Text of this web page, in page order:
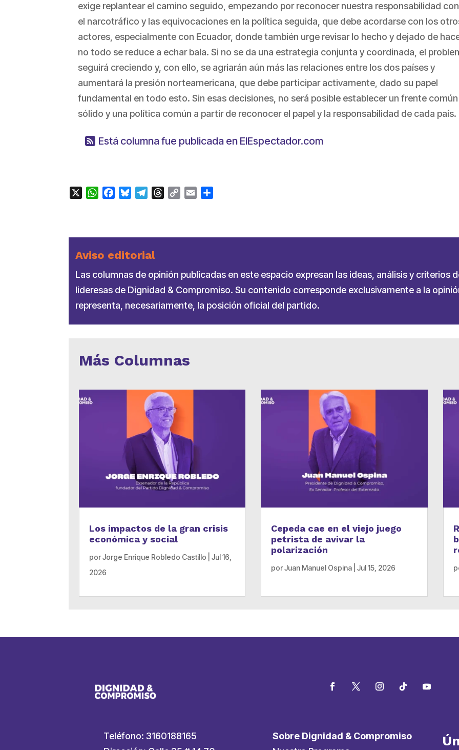
exige replantear el camino seguido, empezando por reconocer nuestra responsabilidad con
el narcotráfico y las equivocaciones en la política seguida, que debe acordarse con los
actores, especialmente con Ecuador, donde también urge revisar lo hecho y dejado de
no todo se reduce a echar bala. Si no se da una estrategia conjunta y coordinada, el
seguirá creciendo y, con ello, se agriarán aún más las relaciones entre los dos países y
aumentará la presión norteamericana, que debe participar activamente, dado su papel
fundamental en todo esto. Sin esas decisiones, no será posible establecer un frente común
sólido y una política común a partir de reconocer el papel y la responsabilidad de cada país.
Está columna fue publicada en ElEspectador.com
WhatsApp
FacebookBlueskyTelegramThreads
Copy Email
Aviso editorial
Las columnas de opinión publicadas en este espacio expresan las ideas, análisis y criterios
lideresas de Dignidad & Compromiso. Su contenido corresponde exclusivamente a la
representa, necesariamente, la posición oficial del partido.
Más Columnas
Los impactos de la gran crisis
económica y social
porJorge Enrique Robledo Castillo |Jul 16,
2026
Cepeda cae en el viejo juego
petrista de avivar la
polarización
porJuan Manuel Ospina |Jul 15, 2026
Teléfono: 3160188165
Sobre Dignidad & Compromiso